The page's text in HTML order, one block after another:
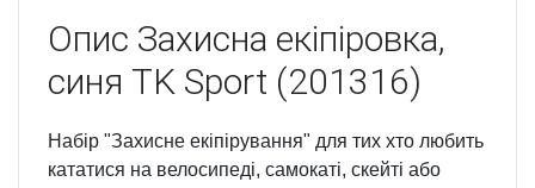
Опис Захисна екіпіровка,
синя TK Sport (201316)
Набір "Захисне екіпірування" для тих хто любить
кататися на велосипеді, самокаті, скейті або